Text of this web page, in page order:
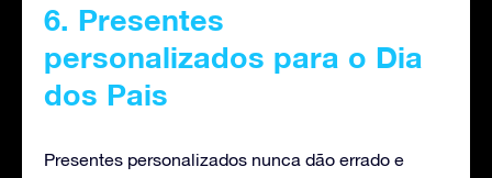
6. Presentes
personalizados para o Dia
dos Pais
Presentes personalizados nunca dão errado e